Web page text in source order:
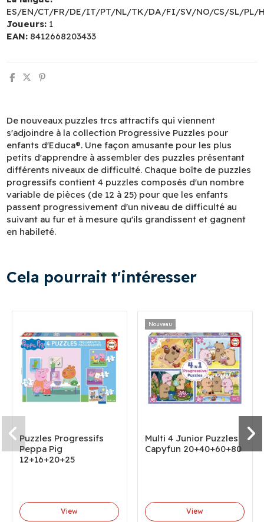
ES/EN/CT/FR/DE/IT/PT/NL/TK/DA/FI/SV/NO/CS/SL/PL/
Joueurs: 1
EAN: 8412668203433
De nouveaux puzzles trcs attractifs qui viennent
s'adjoindre à la collection Progressive Puzzles pour
enfants d'Educa®. Une façon amusante pour les plus
petits d'apprendre à assembler des puzzles présentant
différents niveaux de difficulté. Chaque boîte de puzzles
progressifs contient 4 puzzles composés d'un nombre
variable de pièces (de 12 à 25) pour que les enfants
passent progressivement d'un niveau de difficulté au
suivant au fur et à mesure qu'ils grandissent et gagnent
en habileté.
Cela pourrait t'intéresser
Puzzles Progressifs
Peppa Pig
12+16+20+25
View
Nouveau
Multi 4 Junior Puzzles
Capyfun 20+40+60+80
View